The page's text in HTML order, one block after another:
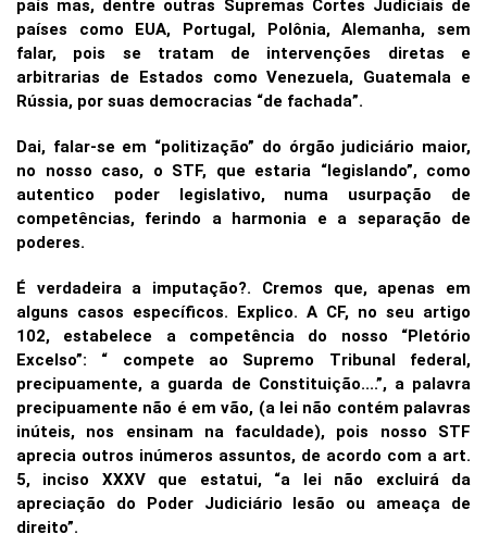
país mas, dentre outras Supremas Cortes Judiciais de
países como EUA, Portugal, Polônia, Alemanha, sem
falar, pois se tratam de intervenções diretas e
arbitrarias de Estados como Venezuela, Guatemala e
Rússia, por suas democracias “de fachada”.
Dai, falar-se em “politização” do órgão judiciário maior,
no nosso caso, o STF, que estaria “legislando”, como
autentico poder legislativo, numa usurpação de
competências, ferindo a harmonia e a separação de
poderes.
É verdadeira a imputação?. Cremos que, apenas em
alguns casos específicos. Explico. A CF, no seu artigo
102, estabelece a competência do nosso “Pletório
Excelso”: “ compete ao Supremo Tribunal federal,
precipuamente, a guarda de Constituição....”, a palavra
precipuamente não é em vão, (a lei não contém palavras
inúteis, nos ensinam na faculdade), pois nosso STF
aprecia outros inúmeros assuntos, de acordo com a art.
5, inciso XXXV que estatui, “a lei não excluirá da
apreciação do Poder Judiciário lesão ou ameaça de
direito”.